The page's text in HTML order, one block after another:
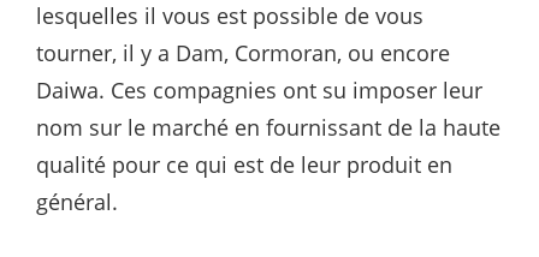
lesquelles il vous est possible de vous
tourner, il y a Dam, Cormoran, ou encore
Daiwa. Ces compagnies ont su imposer leur
nom sur le marché en fournissant de la haute
qualité pour ce qui est de leur produit en
général.